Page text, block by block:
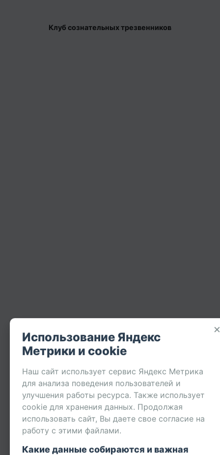
Клуб сознательных трезвенников
Использование Яндекс
Метрики и cookie
Наш сайт использует сервис Яндекс Метрика
для анализа поведения пользователей и
улучшения работы ресурса. Также использует
cookie для хранения данных. Продолжая
использовать сайт, Вы даете свое согласие на
работу с этими файлами.
Какие данные собираются и важная